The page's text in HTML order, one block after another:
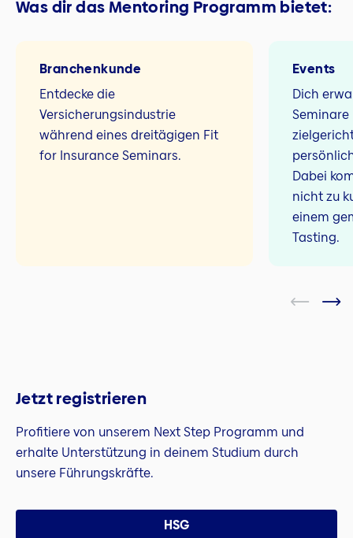
Was dir das Mentoring Programm bietet:
Branchenkunde
Entdecke die
Versicherungsindustrie
während eines dreitägigen Fit
for Insurance Seminars.
Events
Dich
Seminare
Dabei
nicht zu
einem
Tasting.
Jetzt registrieren
Profitiere von unserem Next Step Programm und
erhalte Unterstützung in deinem Studium durch
unsere Führungskräfte.
HSG